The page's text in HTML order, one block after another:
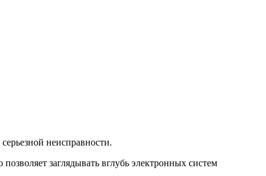
неисправности.
заглядывать вглубь электронных систем